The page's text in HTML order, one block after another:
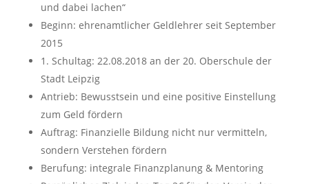
und dabei lachen“
Beginn: ehrenamtlicher Geldlehrer seit September
2015
1. Schultag: 22.08.2018 an der 20. Oberschule der
Stadt Leipzig
Antrieb: Bewusstsein und eine positive Einstellung
zum Geld fördern
Auftrag: Finanzielle Bildung nicht nur vermitteln,
sondern Verstehen fördern
Berufung: integrale Finanzplanung & Mentoring